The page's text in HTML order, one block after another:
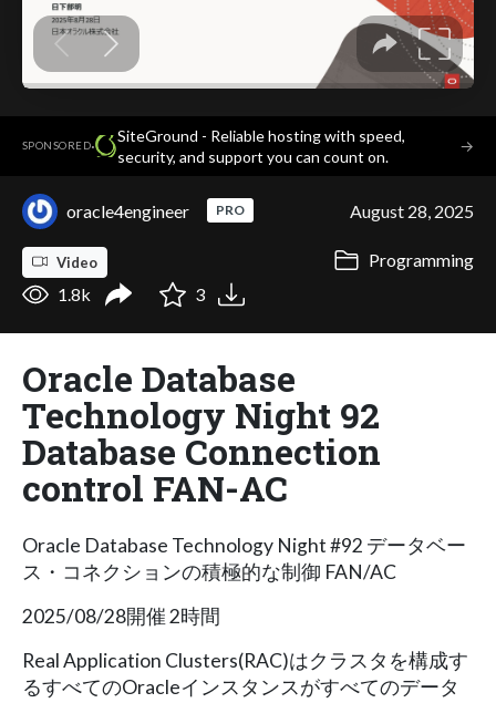
SPONSORED·
SiteGround - Reliable hosting with speed,
security, and support you can count on.
→
oracle4engineer PRO August 28, 2025
Video
Programming
1.8k
3
Oracle Database
Technology Night 92
Database Connection
control FAN-AC
Oracle Database Technology Night #92 データベー
ス・コネクションの積極的な制御 FAN/AC
2025/08/28開催 2時間
Real Application Clusters(RAC)はクラスタを構成す
るすべてのOracleインスタンスがすべてのデータ